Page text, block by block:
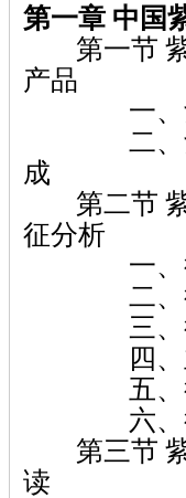
第一章 中国
第一节 紫
产品
一、紫外
二、紫外
成
第二节 紫
征分析
一、行
二、行
三、行
四、主
五、行
六、行
第三节 紫
读